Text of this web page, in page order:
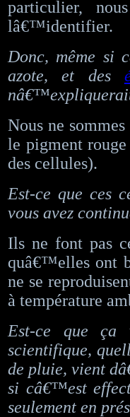
particulier,
lâ€™identifier.
Donc, même si
azote, et des
Nous ne
le pigment
des cellules).
Est-ce que ces
vous avez
Ils ne font pas
quâ€™elles ont
ne se
à température
Est-ce que
scientifique,
de pluie, vient
si câ€™est
seulement en